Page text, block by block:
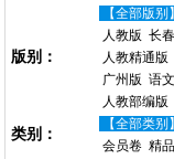
版别：
【全部版别】
人教版 长
人教精通版
广州版 语
人教部编版
类别：
【全部类别】
会员卷 精